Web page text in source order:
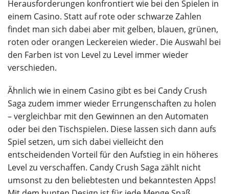
Herausforderungen konfrontiert wie bei den Spielen in
einem Casino. Statt auf rote oder schwarze Zahlen
findet man sich dabei aber mit gelben, blauen, grünen,
roten oder orangen Leckereien wieder. Die Auswahl bei
den Farben ist von Level zu Level immer wieder
verschieden.
Ähnlich wie in einem Casino gibt es bei Candy Crush
Saga zudem immer wieder Errungenschaften zu holen
– vergleichbar mit den Gewinnen an den Automaten
oder bei den Tischspielen. Diese lassen sich dann aufs
Spiel setzen, um sich dabei vielleicht den
entscheidenden Vorteil für den Aufstieg in ein höheres
Level zu verschaffen. Candy Crush Saga zählt nicht
umsonst zu den beliebtesten und bekanntesten Apps!